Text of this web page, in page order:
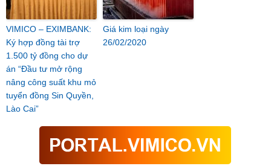
VIMICO – EXIMBANK:
Ký hợp đồng tài trợ
1.500 tỷ đồng cho dự
án “Đầu tư mở rộng
nâng công suất khu mỏ
tuyển đồng Sin Quyền,
Lào Cai”
Giá kim loại ngày
26/02/2020